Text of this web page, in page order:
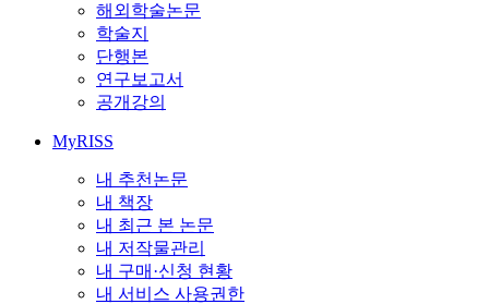
해외학술논문
학술지
단행본
연구보고서
공개강의
MyRISS
내 추천논문
내 책장
내 최근 본 논문
내 저작물관리
내 구매·신청 현황
내 서비스 사용권한